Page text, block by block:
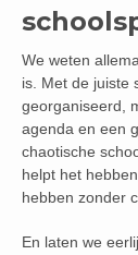
We weten
is. Met de juiste
georganiseerd,
agenda en een
chaotische
helpt het
hebben zonder
En laten we